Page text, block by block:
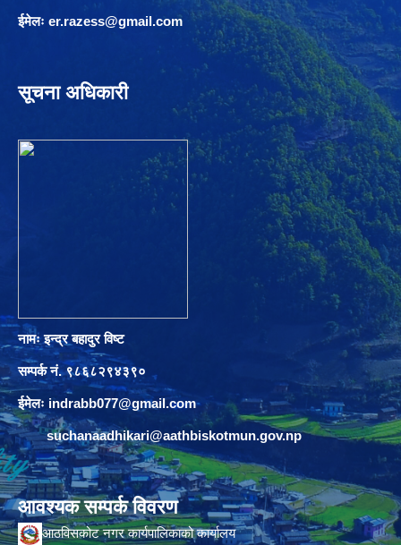
ईमेलः er.razess@gmail.com
सूचना अधिकारी
नामः इन्द्र बहादुर विष्ट
सम्पर्क नं. ९८६८२९४३९०
ईमेलः indrabb077@gmail.com
suchanaadhikari@aathbiskotmun.gov.np
आवश्यक सम्पर्क विवरण
आठविसकोट नगर कार्यपालिकाको कार्यालय